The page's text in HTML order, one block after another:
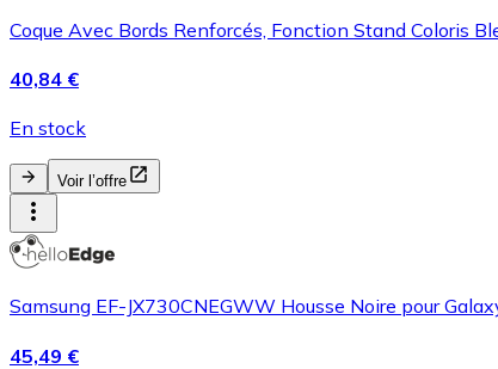
Coque Avec Bords Renforcés, Fonction Stand Coloris
40,84 €
En stock
Voir l’offre
Samsung EF-JX730CNEGWW Housse Noire pour
45,49 €